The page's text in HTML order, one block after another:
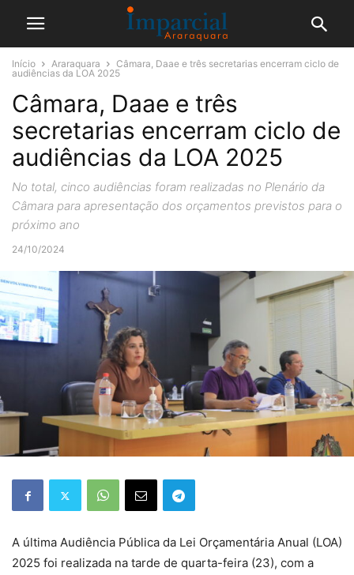
Início Araraquara
Câmara, Daae e três secretarias encerram ciclo de
audiências da LOA 2025
Câmara, Daae e três
secretarias encerram ciclo de
audiências da LOA 2025
No total, cinco audiências foram realizadas no Plenário da
Câmara para apresentação dos orçamentos previstos para o
próximo ano
24/10/2024
A última Audiência Pública da Lei Orçamentária Anual (LOA)
2025 foi realizada na tarde de quarta-feira (23), com a